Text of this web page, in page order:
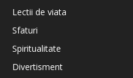
Lectii de viata
Sfaturi
Spiritualitate
Divertisment